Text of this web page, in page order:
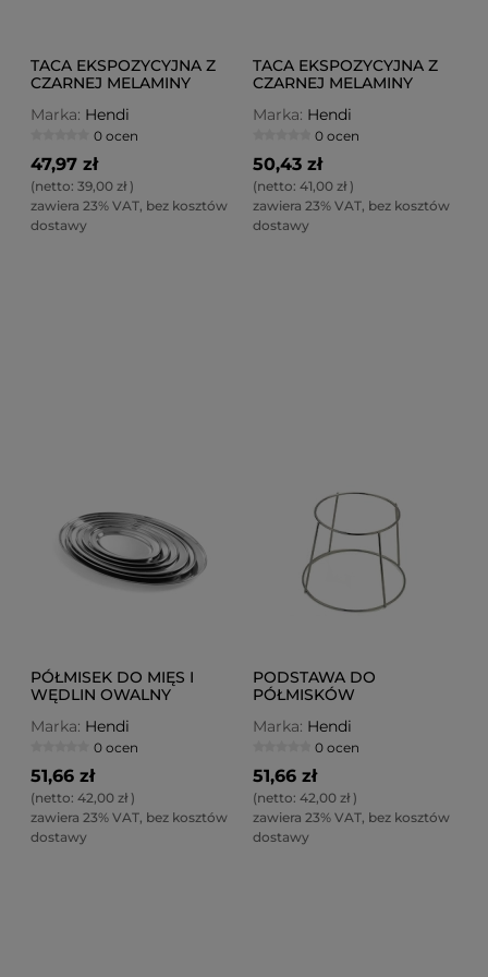
TACA EKSPOZYCYJNA Z
CZARNEJ MELAMINY
Marka: Hendi
0 ocen
47,97 zł
(netto: 39,00 zł)
zawiera 23% VAT, bez kosztów
dostawy
TACA EKSPOZYCYJNA Z
CZARNEJ MELAMINY
Marka: Hendi
0 ocen
50,43 zł
(netto: 41,00 zł)
zawiera 23% VAT, bez kosztów
dostawy
PÓŁMISEK DO MIĘS I
WĘDLIN OWALNY
Marka: Hendi
0 ocen
51,66 zł
(netto: 42,00 zł)
zawiera 23% VAT, bez kosztów
dostawy
PODSTAWA DO
PÓŁMISKÓW
Marka: Hendi
0 ocen
51,66 zł
(netto: 42,00 zł)
zawiera 23% VAT, bez kosztów
dostawy